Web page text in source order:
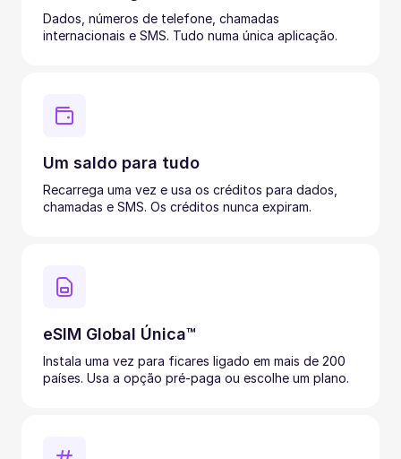
Dados, números de telefone, chamadas
internacionais e SMS. Tudo numa única aplicação.
Um saldo para tudo
Recarrega uma vez e usa os créditos para dados,
chamadas e SMS. Os créditos nunca expiram.
eSIM Global Única™
Instala uma vez para ficares ligado em mais de 200
países. Usa a opção pré-paga ou escolhe um plano.